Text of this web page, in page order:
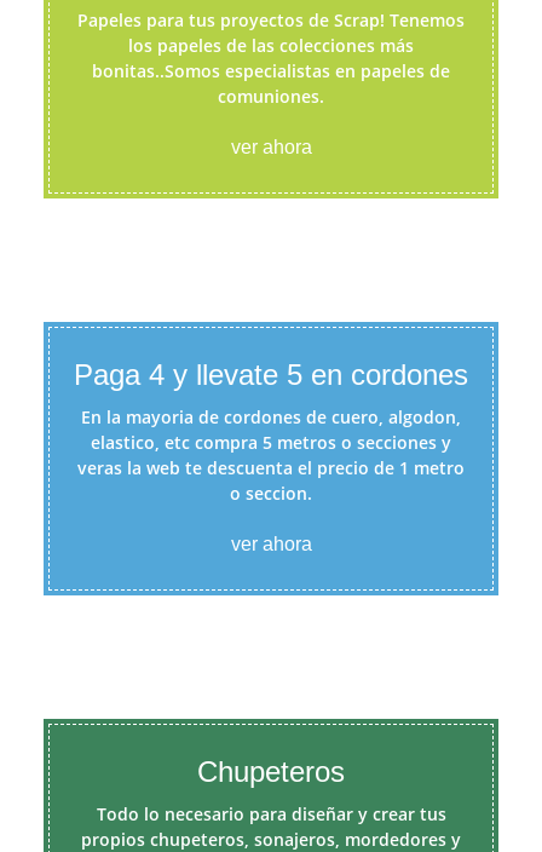
Papeles para tus proyectos de Scrap! Tenemos
los papeles de las colecciones más
bonitas..Somos especialistas en papeles de
comuniones.
ver ahora
Paga 4 y llevate 5 en cordones
En la mayoria de cordones de cuero, algodon,
elastico, etc compra 5 metros o secciones y
veras la web te descuenta el precio de 1 metro
o seccion.
ver ahora
Chupeteros
Todo lo necesario para diseñar y crear tus
propios chupeteros, sonajeros, mordedores y